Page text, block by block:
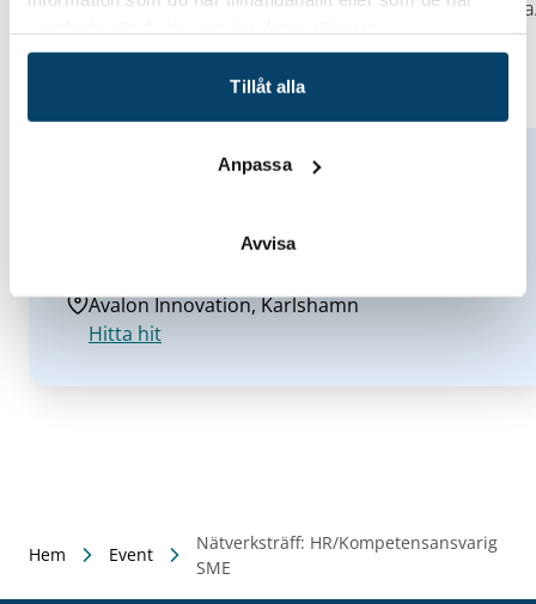
Tillåt alla
Anpassa
Avvisa
Där det behövs bjuds en extern expert in för att
Hjärtligt välkommen!
24 maj 2024 kl. 9-12
Avalon Innovation, Karlshamn
Hitta hit
Hem Event
Nätverksträff: HR/Kompetensansvarig
SME